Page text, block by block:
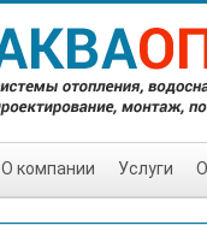
О компании Услуги